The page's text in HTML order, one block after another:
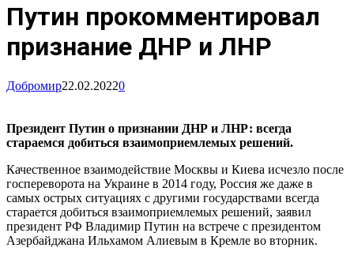
Путин прокомментировал
признание ДНР и ЛНР
Добромир22.02.20220
Президент Путин о признании ДНР и ЛНР: всегда
стараемся добиться взаимоприемлемых решений.
Качественное взаимодействие Москвы и Киева исчезло после
госпереворота на Украине в 2014 году, Россия же даже в
самых острых ситуациях с другими государствами всегда
старается добиться взаимоприемлемых решений, заявил
президент РФ Владимир Путин на встрече с президентом
Азербайджана Ильхамом Алиевым в Кремле во вторник.